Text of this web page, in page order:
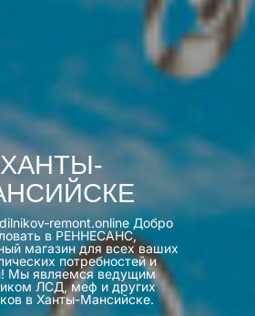
ХАНТЫ-
remont.online Добро
в РЕННЕСАНС,
магазин для всех ваших
потребностей и
Мы являемся ведущим
ЛСД, меф и других
в Ханты-Мансийске.